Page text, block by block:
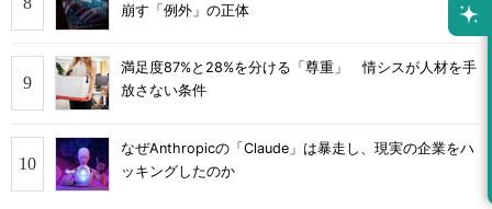
崩す「例外」の正体
満足度87%と28%を分ける「尊重」 情シスが人材を手
放さない条件
なぜAnthropicの「Claude」は暴走し、現実の企業をハ
ッキングしたのか